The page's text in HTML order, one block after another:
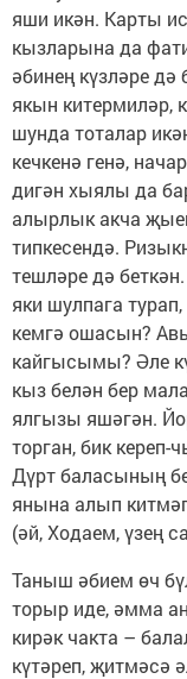
яши икән. Карты
кызларына да
әбинең күзләре дә
якын китермиләр,
шунда тоталар
кечкенә генә,
дигән хыялы да
алырлык акча
типкесендә.
тешләре дә
яки шулпага
кемгә ошасын?
кайгысымы? Әле
кыз белән бер
ялгызы яшәгән.
торган, бик кереп-
Дүрт баласының
янына алып
(әй, Ходаем, үзең
Таныш әбием өч
торыр иде, әмма
кирәк чакта –
күтәреп, җитмәсә